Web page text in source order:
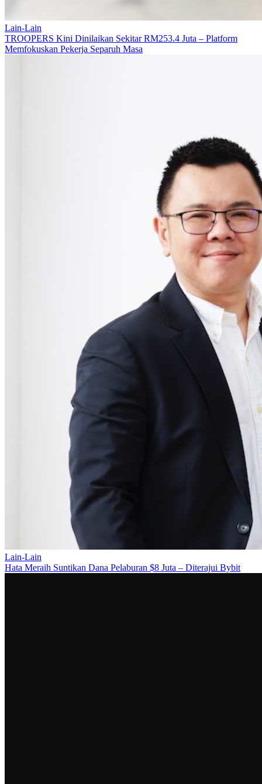
Lain-Lain
TROOPERS Kini Dinilaikan Sekitar RM253.4 Juta – Platform
Memfokuskan Pekerja Separuh Masa
Lain-Lain
Hata Meraih Suntikan Dana Pelaburan $8 Juta – Diterajui Bybit